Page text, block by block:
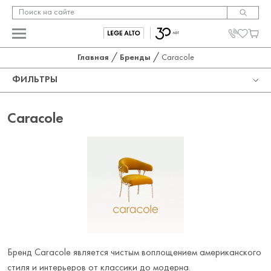
Главная / Бренды / Caracole
ФИЛЬТРЫ
Кровати
Caracole
Бренд Caracole является чистым воплощением американского
стиля и интерьеров от классики до модерна.